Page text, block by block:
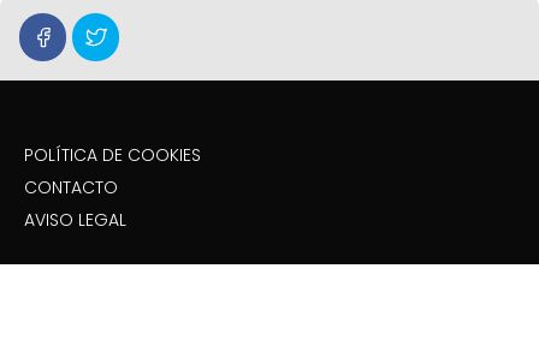
POLÍTICA DE COOKIES
CONTACTO
AVISO LEGAL